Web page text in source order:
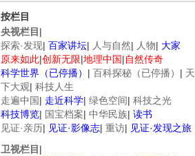
按栏目
央视栏目 |
探索·发现| 百家讲坛| 人与自然| 人物| 大家
原来如此|创新无限|地理中国|自然传奇
科学世界（已停播） | 百科探秘（已停播） | 天
下大观| 科技人生
走遍中国| 走近科学| 绿色空间| 科技之光
科技博览| 国宝档案| 中华民族| 读书
见证·亲历| 见证·影像志| 重访| 见证·发现之旅
卫视栏目 |